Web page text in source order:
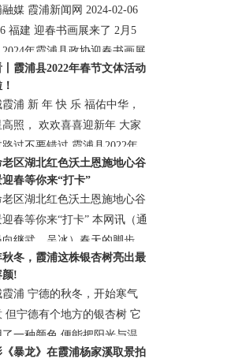
县 · 浏览：91446 · 评论0
融媒 霞浦新闻网 2024-02-06
福建 迎春书画展来了 2月5
2024年霞浦县政协迎春书画展
协书画院举办。县政协主席韦
副......
县 · 浏览：91534 · 评论0 · 2024-02-
霞浦县2022年春节文体活动
浦 新 年 快 乐 福佑中华，
高照， 欢欢喜喜迎新年 大家
路过不要错过 霞浦县2022年
文体活动来啦！ 带上......
县 · 浏览：160589 · 评论0 · 2022-
21:44:52.0
老区湖北红色沃土恩施地心谷
迎春等你来“打卡”
老区湖北红色沃土恩施地心谷
迎春等你来“打卡” 本网讯（通
继武、吴冰）春天的脚步，
历辛丑“牛”年正月初三还有
，湖北恩施地心谷景区已
县 · 浏览：188750 · 评论0
· 2021-
08:28:55.0
秋冬，霞浦这株银杏树亮出最
颜!
霞浦 宁德的秋冬，开始寒气
但宁德有个地方的银杏树 它
了一种颜色 便能把阳光与温
染到了极致 临近年末，霞浦
《暴龙》在霞浦杨家溪取景拍